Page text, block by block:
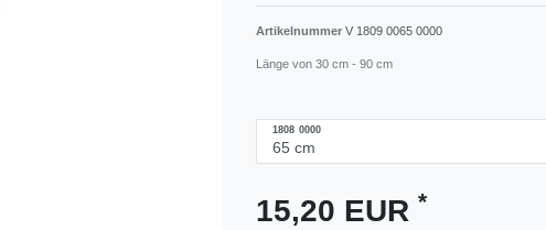
Artikelnummer V 1809 0065 0000
Länge von 30 cm - 90 cm
1808 0000
15,20 EUR *